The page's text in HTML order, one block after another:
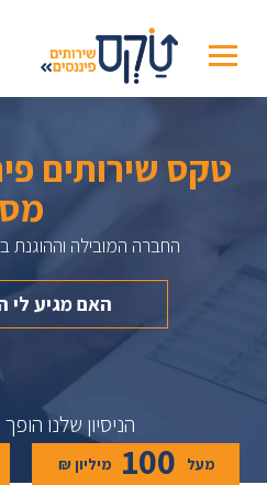
טקס שירותים
מס
החברה המובילה וההוגנת
האם מגיע לי
הניסיון שלנו
מעל 100 מיליון ₪